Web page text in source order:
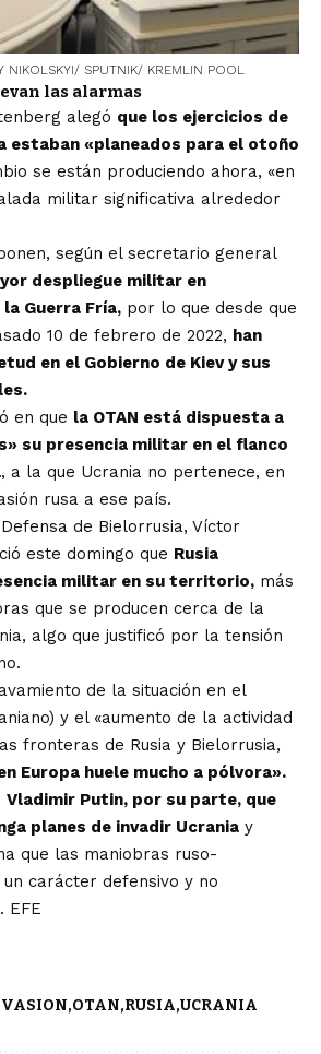
NIKOLSKYI/ SPUTNIK/ KREMLIN POOL
las alarmas
alegó que los ejercicios de
estaban «planeados para el otoño
se están produciendo ahora, «en
militar significativa alrededor
según el secretario general
despliegue militar en
Guerra Fría, por lo que desde que
10 de febrero de 2022, han
en el Gobierno de Kiev y sus
en que la OTAN está dispuesta a
su presencia militar en el flanco
, a la que Ucrania no pertenece, en
rusa a ese país.
de Bielorrusia, Víctor
este domingo que Rusia
militar en su territorio, más
que se producen cerca de la
algo que justificó por la tensión
de la situación en el
y el «aumento de la actividad
fronteras de Rusia y Bielorrusia,
Europa huele mucho a pólvora».
Vladimir Putin, por su parte, que
planes de invadir Ucrania y
que las maniobras ruso-
carácter defensivo y no
EFE
OTAN RUSIA UCRANIA